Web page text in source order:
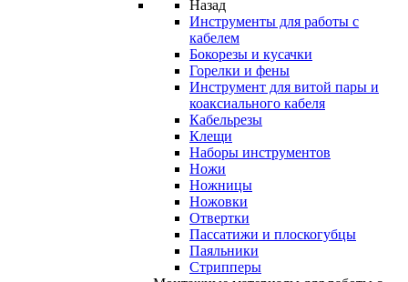
Назад
Инструменты для работы с
кабелем
Бокорезы и кусачки
Горелки и фены
Инструмент для витой пары и
коаксиального кабеля
Кабельрезы
Клещи
Наборы инструментов
Ножи
Ножницы
Ножовки
Отвертки
Пассатижи и плоскогубцы
Паяльники
Стрипперы